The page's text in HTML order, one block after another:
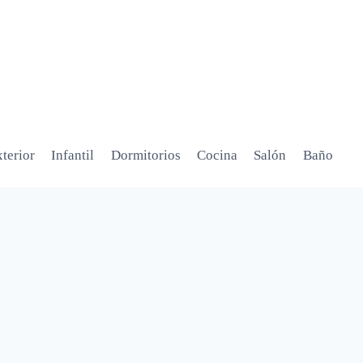
Infantil Dormitorios Cocina Salón Baño